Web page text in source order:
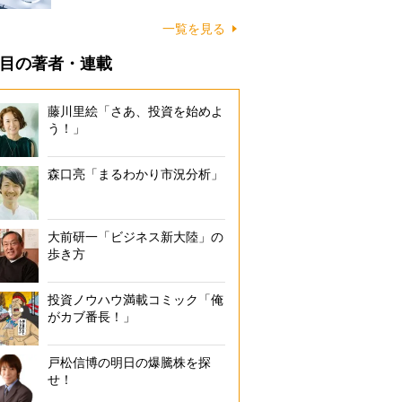
一覧を見る
の著者・連載
藤川里絵「さあ、投資を始めよ
う！」
森口亮「まるわかり市況分析」
大前研一「ビジネス新大陸」の
歩き方
投資ノウハウ満載コミック「俺
がカブ番長！」
戸松信博の明日の爆騰株を探
せ！